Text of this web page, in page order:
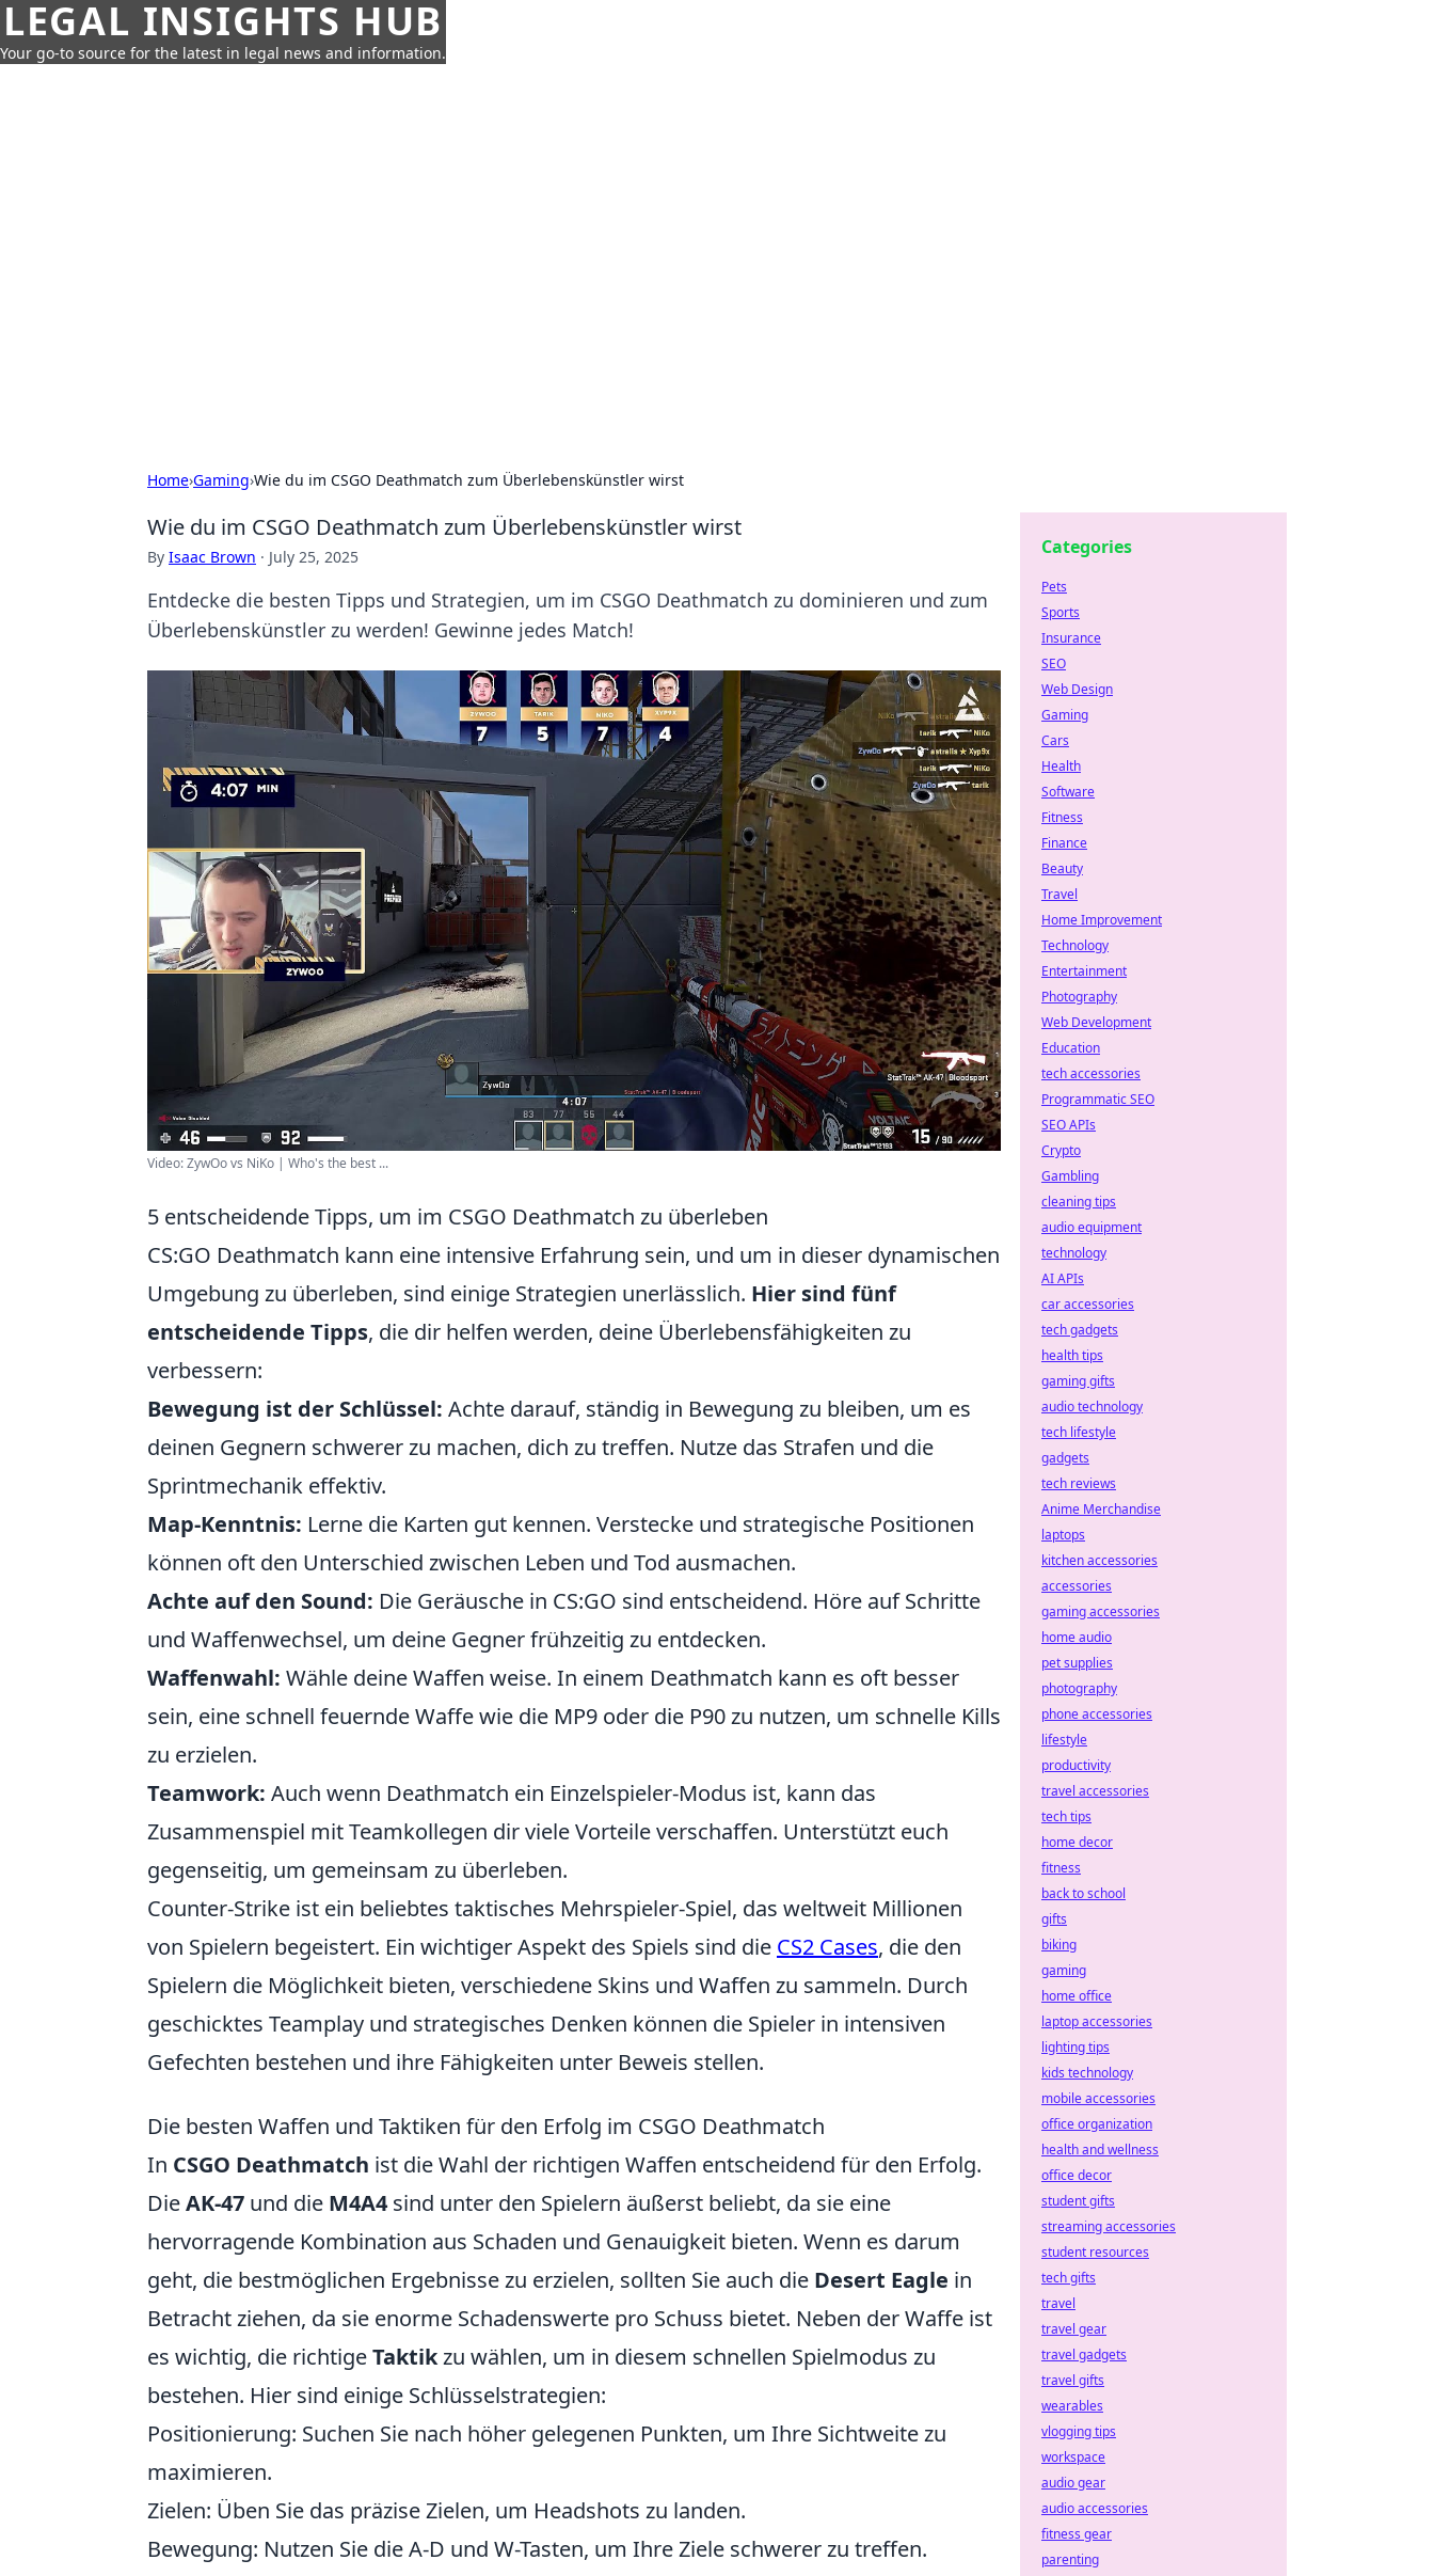
LEGAL INSIGHTS HUB
Your go-to source for the latest in legal news and information.
Home›Gaming›Wie du im CSGO Deathmatch zum Überlebenskünstler wirst
Wie du im CSGO Deathmatch zum Überlebenskünstler wirst
By Isaac Brown · July 25, 2025
Entdecke die besten Tipps und Strategien, um im CSGO Deathmatch zu dominieren und zum
Überlebenskünstler zu werden! Gewinne jedes Match!
Video: ZywOo vs NiKo | Who's the best ...
5 entscheidende Tipps, um im CSGO Deathmatch zu überleben
CS:GO Deathmatch kann eine intensive Erfahrung sein, und um in dieser dynamischen
Umgebung zu überleben, sind einige Strategien unerlässlich. Hier sind fünf
entscheidende Tipps, die dir helfen werden, deine Überlebensfähigkeiten zu
verbessern:
Bewegung ist der Schlüssel: Achte darauf, ständig in Bewegung zu bleiben, um es
deinen Gegnern schwerer zu machen, dich zu treffen. Nutze das Strafen und die
Sprintmechanik effektiv.
Map-Kenntnis: Lerne die Karten gut kennen. Verstecke und strategische Positionen
können oft den Unterschied zwischen Leben und Tod ausmachen.
Achte auf den Sound: Die Geräusche in CS:GO sind entscheidend. Höre auf Schritte
und Waffenwechsel, um deine Gegner frühzeitig zu entdecken.
Waffenwahl: Wähle deine Waffen weise. In einem Deathmatch kann es oft besser
sein, eine schnell feuernde Waffe wie die MP9 oder die P90 zu nutzen, um schnelle Kills
zu erzielen.
Teamwork: Auch wenn Deathmatch ein Einzelspieler-Modus ist, kann das
Zusammenspiel mit Teamkollegen dir viele Vorteile verschaffen. Unterstützt euch
gegenseitig, um gemeinsam zu überleben.
Counter-Strike ist ein beliebtes taktisches Mehrspieler-Spiel, das weltweit Millionen
von Spielern begeistert. Ein wichtiger Aspekt des Spiels sind die CS2 Cases, die den
Spielern die Möglichkeit bieten, verschiedene Skins und Waffen zu sammeln. Durch
geschicktes Teamplay und strategisches Denken können die Spieler in intensiven
Gefechten bestehen und ihre Fähigkeiten unter Beweis stellen.
Die besten Waffen und Taktiken für den Erfolg im CSGO Deathmatch
In CSGO Deathmatch ist die Wahl der richtigen Waffen entscheidend für den Erfolg.
DieAK-47 und die M4A4 sind unter den Spielern äußerst beliebt, da sie eine
hervorragende Kombination aus Schaden und Genauigkeit bieten. Wenn es darum
geht, die bestmöglichen Ergebnisse zu erzielen, sollten Sie auch die Desert Eagle in
Betracht ziehen, da sie enorme Schadenswerte pro Schuss bietet. Neben der Waffe ist
es wichtig, die richtigeTaktikzu wählen, um in diesem schnellen Spielmodus zu
bestehen. Hier sind einige Schlüsselstrategien:
Positionierung: Suchen Sie nach höher gelegenen Punkten, um Ihre Sichtweite zu
maximieren.
Zielen: Üben Sie das präzise Zielen, um Headshots zu landen.
Bewegung: Nutzen Sie die A-D und W-Tasten, um Ihre Ziele schwerer zu treffen.
Categories
Pets
Sports
Insurance
SEO
Web Design
Gaming
Cars
Health
Software
Fitness
Finance
Beauty
Travel
Home Improvement
Technology
Entertainment
Photography
Web Development
Education
tech accessories
Programmatic SEO
SEO APIs
Crypto
Gambling
cleaning tips
audio equipment
technology
AI APIs
car accessories
tech gadgets
health tips
gaming gifts
audio technology
tech lifestyle
gadgets
tech reviews
Anime Merchandise
laptops
kitchen accessories
accessories
gaming accessories
home audio
pet supplies
photography
phone accessories
lifestyle
productivity
travel accessories
tech tips
home decor
fitness
back to school
gifts
biking
gaming
home office
laptop accessories
lighting tips
kids technology
mobile accessories
office organization
health and wellness
office decor
student gifts
streaming accessories
student resources
tech gifts
travel
travel gear
travel gadgets
travel gifts
wearables
vlogging tips
workspace
audio gear
audio accessories
fitness gear
parenting